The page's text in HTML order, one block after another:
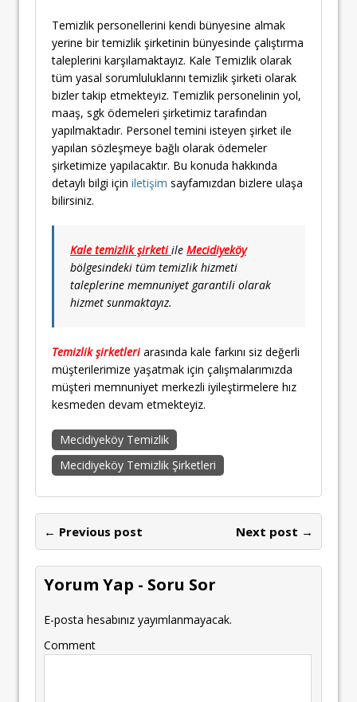
Temizlik personellerini kendi bünyesine almak
yerine bir temizlik şirketinin bünyesinde çalıştırma
taleplerini karşılamaktayız. Kale Temizlik olarak
tüm yasal sorumluluklarını temizlik şirketi olarak
bizler takip etmekteyiz. Temizlik personelinin yol,
maaş, sgk ödemeleri şirketimiz tarafından
yapılmaktadır. Personel temini isteyen şirket ile
yapılan sözleşmeye bağlı olarak ödemeler
şirketimize yapılacaktır. Bu konuda hakkında
detaylı bilgi için iletişim sayfamızdan bizlere ulaşa
bilirsiniz.
Kale temizlik şirketiile Mecidiyeköy
bölgesindeki tüm temizlik hizmeti
taleplerine memnuniyet garantili olarak
hizmet sunmaktayız.
Temizlik şirketleriarasında kale farkını siz değerli
müşterilerimize yaşatmak için çalışmalarımızda
müşteri memnuniyet merkezli iyileştirmelere hız
kesmeden devam etmekteyiz.
Mecidiyeköy Temizlik
Mecidiyeköy Temizlik Şirketleri
← Previous post Next post →
Yorum Yap - Soru Sor
E-posta hesabınız yayımlanmayacak.
Comment